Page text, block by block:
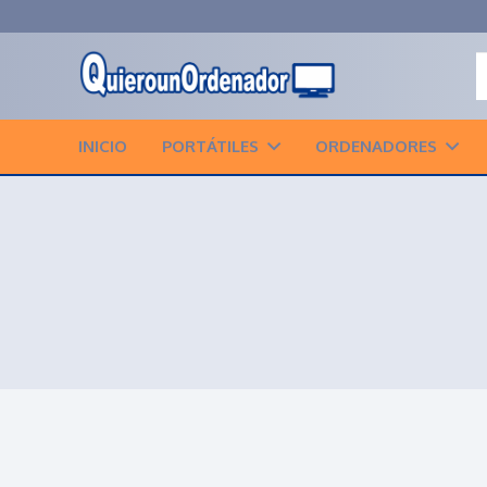
INICIO PORTÁTILES ORDENADORES